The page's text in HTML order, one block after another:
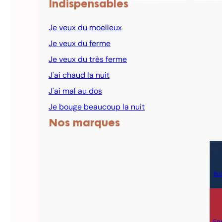
Indispensables
Je veux du moelleux
Je veux du ferme
Je veux du très ferme
J'ai chaud la nuit
J'ai mal au dos
Je bouge beaucoup la nuit
Nos marques